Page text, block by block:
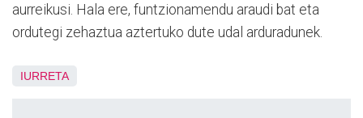
aurreikusi. Hala ere, funtzionamendu araudi bat eta
ordutegi zehaztua aztertuko dute udal arduradunek.
IURRETA